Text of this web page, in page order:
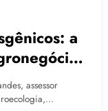
a
assessor